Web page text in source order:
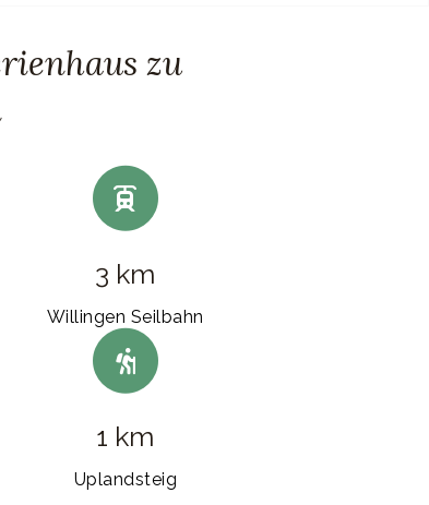
zu
3 km
Willingen Seilbahn
1 km
Uplandsteig